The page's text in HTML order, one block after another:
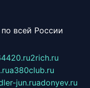
всей России
2rich.ru
a380club.ru
jun.ruadonyev.ru